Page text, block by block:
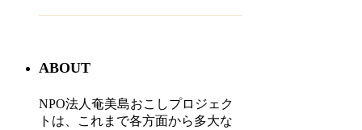
ABOUT
NPO法人奄美島おこしプロジェク
トは、これまで各方面から多大な